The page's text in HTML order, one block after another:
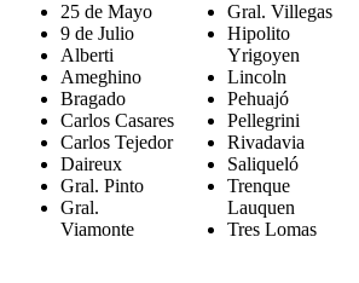
25 de Mayo
9 de Julio
Alberti
Ameghino
Bragado
Carlos Casares
Carlos Tejedor
Daireux
Gral. Pinto
Gral.
Viamonte
Gral. Villegas
Hipolito
Yrigoyen
Lincoln
Pehuajó
Pellegrini
Rivadavia
Saliqueló
Trenque
Lauquen
Tres Lomas